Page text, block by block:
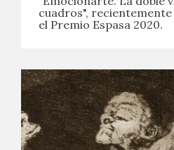
cuadros",
el Premio Espasa 2020.